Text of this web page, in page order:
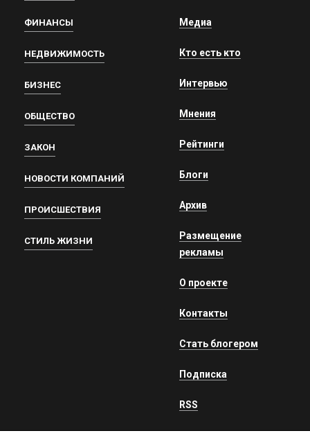
ФИНАНСЫ
НЕДВИЖИМОСТЬ
БИЗНЕС
ОБЩЕСТВО
ЗАКОН
НОВОСТИ КОМПАНИЙ
ПРОИСШЕСТВИЯ
СТИЛЬ ЖИЗНИ
Медиа
Кто есть кто
Интервью
Мнения
Рейтинги
Блоги
Архив
Размещение
рекламы
О проекте
Контакты
Стать блогером
Подписка
RSS